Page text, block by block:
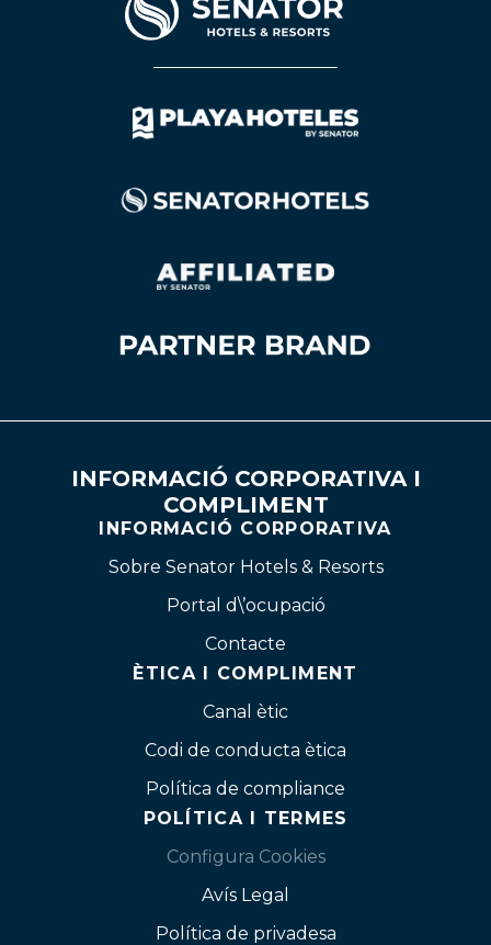
INFORMACIÓ CORPORATIVA I
COMPLIMENT
INFORMACIÓ CORPORATIVA
Sobre Senator Hotels & Resorts
Portal d\’ocupació
Contacte
ÈTICA I COMPLIMENT
Canal ètic
Codi de conducta ètica
Política de compliance
POLÍTICA I TERMES
Configura Cookies
Avís Legal
Política de privadesa